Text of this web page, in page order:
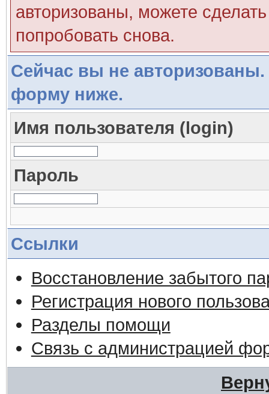
авторизованы, можете
попробовать снова.
Сейчас вы не авторизованы.
форму ниже.
Имя пользователя (login)
Пароль
Ссылки
Восстановление забытого
Регистрация нового
Разделы помощи
Связь с администрацией